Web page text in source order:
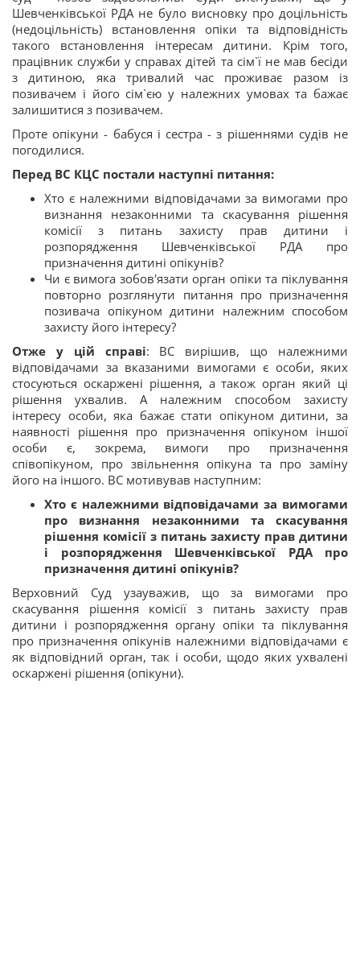
Шевченківської РДА не було висновку про доцільність
(недоцільність) встановлення опіки та відповідність
такого встановлення інтересам дитини. Крім того,
працівник служби у справах дітей та сім`ї не мав бесіди
з дитиною, яка тривалий час проживає разом із
позивачем і його сім`єю у належних умовах та бажає
залишитися з позивачем.
Проте опікуни - бабуся і сестра - з рішеннями судів не
погодилися.
Перед ВС КЦС постали наступні питання:
Хто є належними відповідачами за вимогами про
визнання незаконними та скасування рішення
комісії з питань захисту прав дитини і
розпорядження Шевченківської РДА про
призначення дитині опікунів?
Чи є вимога зобов'язати орган опіки та піклування
повторно розглянути питання про призначення
позивача опікуном дитини належним способом
захисту його інтересу?
Отже у цій справі: ВС вирішив, що належними
відповідачами за вказаними вимогами є особи, яких
стосуються оскаржені рішення, а також орган який ці
рішення ухвалив. А належним способом захисту
інтересу особи, яка бажає стати опікуном дитини, за
наявності рішення про призначення опікуном іншої
особи є, зокрема, вимоги про призначення
співопікуном, про звільнення опікуна та про заміну
його на іншого. ВС мотивував наступним:
Хто є належними відповідачами за вимогами
про визнання незаконними та скасування
рішення комісії з питань захисту прав дитини
і розпорядження Шевченківської РДА про
призначення дитині опікунів?
Верховний Суд узауважив, що за вимогами про
скасування рішення комісії з питань захисту прав
дитини і розпорядження органу опіки та піклування
про призначення опікунів належними відповідачами є
як відповідний орган, так і особи, щодо яких ухвалені
оскаржені рішення (опікуни).